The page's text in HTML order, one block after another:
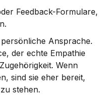
Feedback-Formulare,
Ansprache.
der echte Empathie
Wenn
sind sie eher bereit,
stehen.